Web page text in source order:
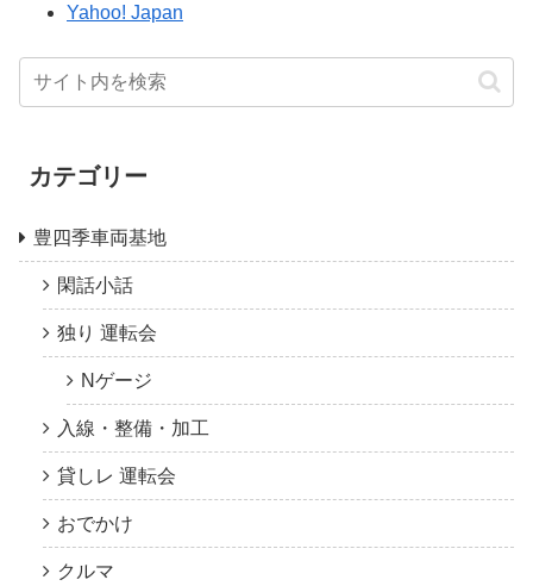
Yahoo! Japan
カテゴリー
豊四季車両基地
閑話小話
独り 運転会
Nゲージ
入線・整備・加工
貸しレ 運転会
おでかけ
クルマ